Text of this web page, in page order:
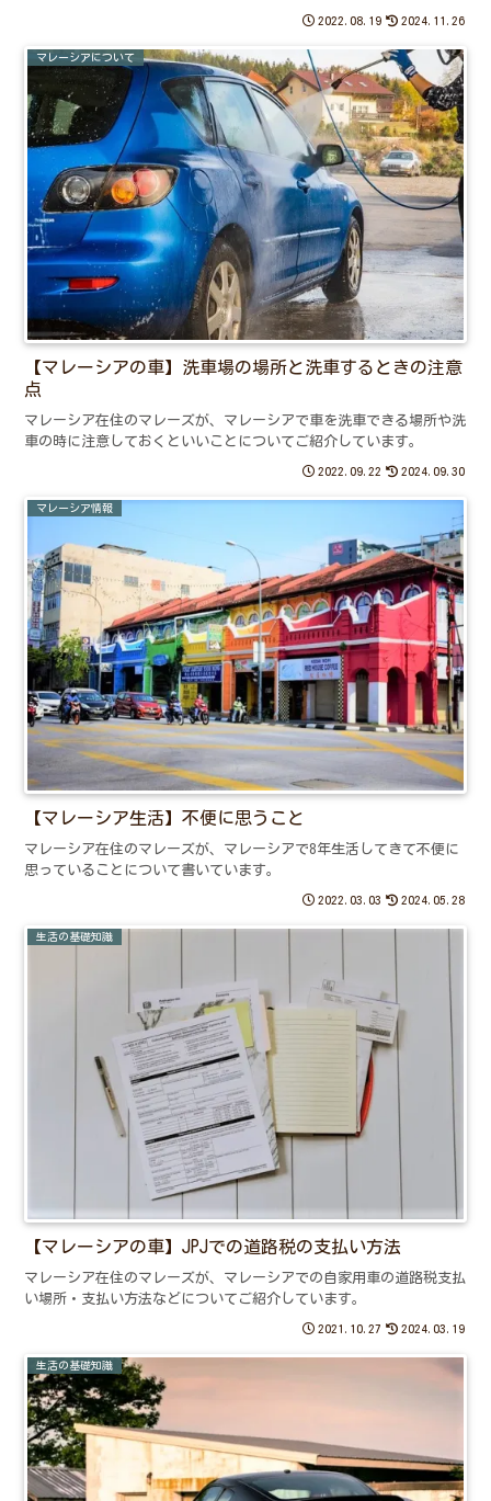
2022.08.19 2024.11.26
マレーシアについて
【マレーシアの車】洗車場の場所と洗車するときの注意
点
マレーシア在住のマレーズが、マレーシアで車を洗車できる場所や洗
車の時に注意しておくといいことについてご紹介しています。
2022.09.22 2024.09.30
マレーシア情報
【マレーシア生活】不便に思うこと
マレーシア在住のマレーズが、マレーシアで8年生活してきて不便に
思っていることについて書いています。
2022.03.03 2024.05.28
生活の基礎知識
【マレーシアの車】JPJでの道路税の支払い方法
マレーシア在住のマレーズが、マレーシアでの自家用車の道路税支払
い場所・支払い方法などについてご紹介しています。
2021.10.27 2024.03.19
生活の基礎知識